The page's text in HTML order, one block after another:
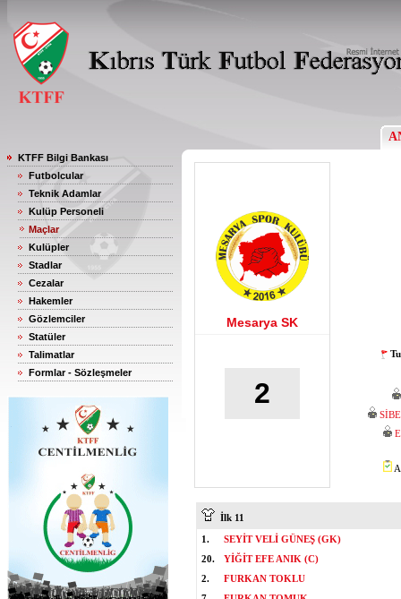
KTFF Bilgi Bankası
Futbolcular
Teknik Adamlar
Kulüp Personeli
Maçlar
Kulüpler
Stadlar
Cezalar
Hakemler
Gözlemciler
Statüler
Talimatlar
Formlar - Sözleşmeler
Mesarya SK
2
İlk 11
1.
SEYİT VELİ GÜNEŞ (GK)
20.
YİĞİT EFE ANIK (C)
2.
FURKAN TOKLU